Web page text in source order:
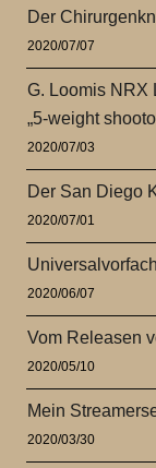
Der
2020/07/07
G. Loomis NRX
„5-weight
2020/07/03
Der San Diego
2020/07/01
2020/06/07
Vom Releasen
2020/05/10
Mein
2020/03/30